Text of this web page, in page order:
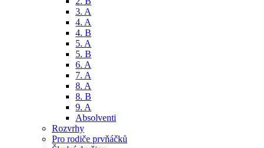
3. A
4. A
4. B
5. A
5. B
6. A
7. A
8. A
8. B
9. A
Absolventi
Rozvrhy
Pro rodiče prvňáčků